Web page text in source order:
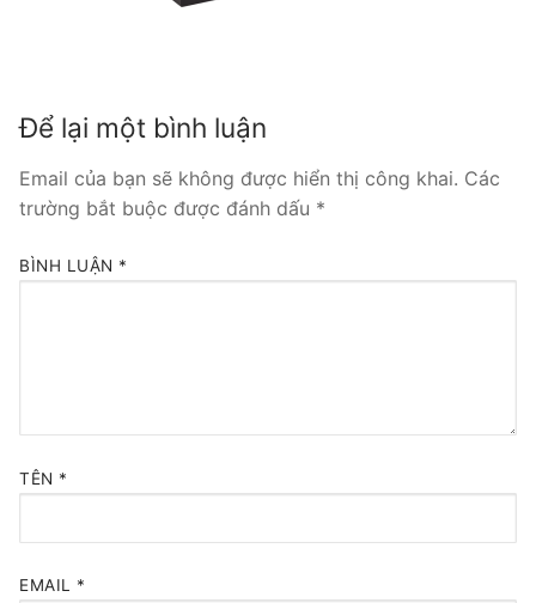
HOSTED PHONE SYSTEM
Tổng đài Yeastar Cloud
Để lại một bình luận
Email của bạn sẽ không được hiển thị công khai. Các
trường bắt buộc được đánh dấu *
BÌNH LUẬN *
TÊN *
EMAIL *